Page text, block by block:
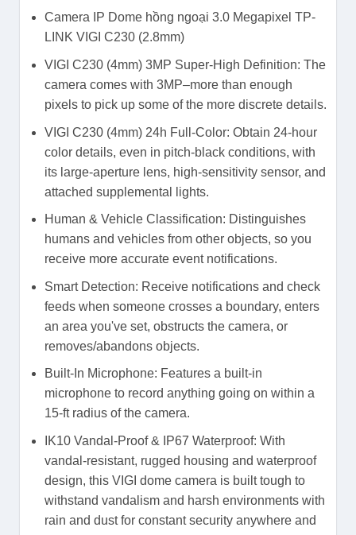
Camera IP Dome hồng ngoại 3.0 Megapixel TP-
LINK VIGI C230 (2.8mm)
VIGI C230 (4mm) 3MP Super-High Definition: The
camera comes with 3MP–more than enough
pixels to pick up some of the more discrete details.
VIGI C230 (4mm) 24h Full-Color: Obtain 24-hour
color details, even in pitch-black conditions, with
its large-aperture lens, high-sensitivity sensor, and
attached supplemental lights.
Human & Vehicle Classification: Distinguishes
humans and vehicles from other objects, so you
receive more accurate event notifications.
Smart Detection: Receive notifications and check
feeds when someone crosses a boundary, enters
an area you've set, obstructs the camera, or
removes/abandons objects.
Built-In Microphone: Features a built-in
microphone to record anything going on within a
15-ft radius of the camera.
IK10 Vandal-Proof & IP67 Waterproof: With
vandal-resistant, rugged housing and waterproof
design, this VIGI dome camera is built tough to
withstand vandalism and harsh environments with
rain and dust for constant security anywhere and